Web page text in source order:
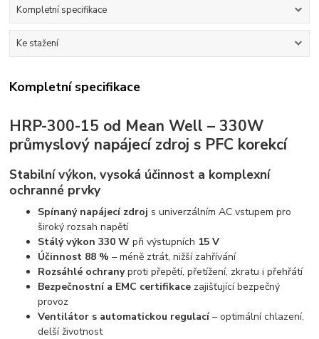
Kompletní specifikace
Ke stažení
Kompletní specifikace
HRP-300-15 od Mean Well – 330W
průmyslový napájecí zdroj s PFC korekcí
Stabilní výkon, vysoká účinnost a komplexní
ochranné prvky
Spínaný napájecí zdroj s univerzálním AC vstupem pro
široký rozsah napětí
Stálý výkon 330 W při výstupních 15 V
Účinnost 88 % – méně ztrát, nižší zahřívání
Rozsáhlé ochranyproti přepětí, přetížení, zkratu i přehřátí
Bezpečnostní a EMC certifikace zajišťující bezpečný
provoz
Ventilátor s automatickou regulací– optimální chlazení,
delší životnost